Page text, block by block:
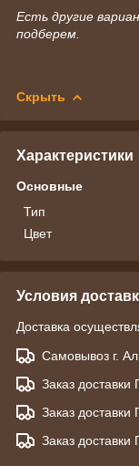
Есть другие
подберем.
Скрыть
Характеристики
Основные
Тип
Цвет
Условия
Доставка
Самовывоз г.
Заказ доставки
Заказ
Заказ